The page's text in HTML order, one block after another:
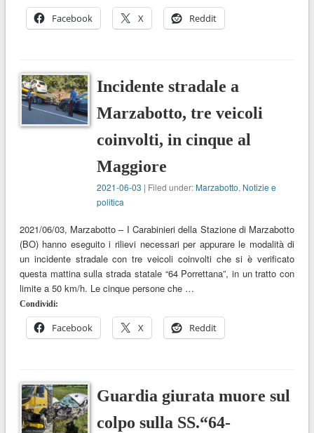
Facebook X Reddit
Incidente stradale a
Marzabotto, tre veicoli
coinvolti, in cinque al
Maggiore
2021-06-03 | Filed under:Marzabotto, Notizie e
politica
2021/06/03, Marzabotto – I Carabinieri della Stazione di Marzabotto
(BO) hanno eseguito i rilievi necessari per appurare le modalità di
un incidente stradale con tre veicoli coinvolti che si è verificato
questa mattina sulla strada statale “64 Porrettana”, in un tratto con
limite a 50 km/h. Le cinque persone che …
Condividi:
Facebook X Reddit
Guardia giurata muore sul
colpo sulla SS.“64-